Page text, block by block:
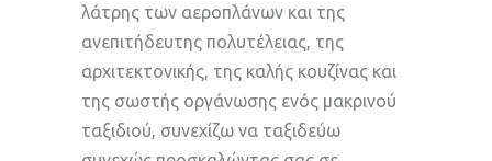
λάτρης των αεροπλάνων και της
ανεπιτήδευτης πολυτέλειας, της
αρχιτεκτονικής, της καλής κουζίνας και
της σωστής οργάνωσης ενός μακρινού
ταξιδιού, συνεχίζω να ταξιδεύω